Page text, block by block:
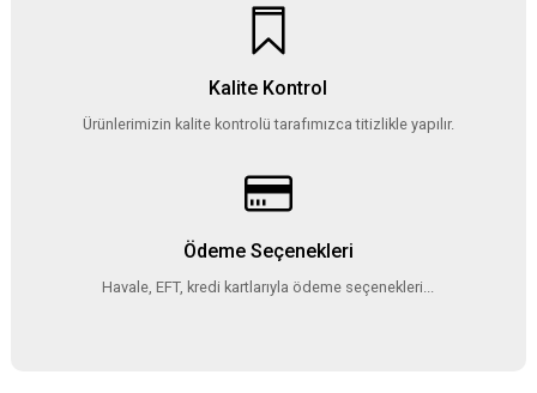
Kalite Kontrol
Ürünlerimizin kalite kontrolü tarafımızca titizlikle yapılır.
Ödeme Seçenekleri
Havale, EFT, kredi kartlarıyla ödeme seçenekleri...